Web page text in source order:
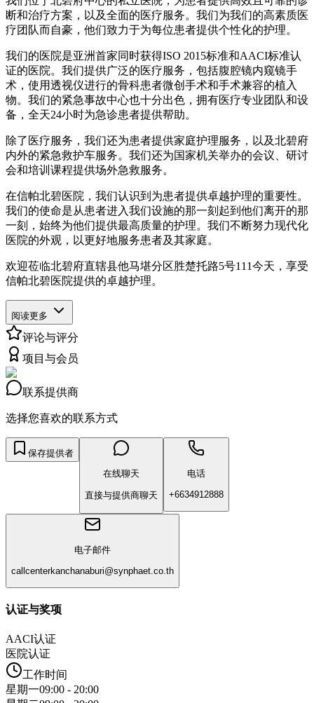
断和治疗方案，以及全面的医疗服务。我们为我们的高素质医
疗团队而自豪，他们致力于为每位患者提供个性化的护理。
我们的医院是亚洲首家同时获得ISO 2015标准和AACI标准认
证的医院。我们提供广泛的医疗服务，包括腹腔镜内窥镜手
术，使用透视仪进行的骨科患者微创手术和手术兼容的植入
物。我们的紧急事故中心也十分出色，拥有医疗专业团队和设
备，全天24小时为急诊患者提供帮助。
除了医疗服务，我们还为患者提供家庭护理服务，以及北碧府
内外的紧急救护车服务。我们还为国家机关举办的会议、研讨
会和培训课程提供场外急救服务。
在信帕北碧医院，我们认识到为患者提供卓越护理的重要性。
我们的使命是从患者进入我们设施的那一刻起到他们离开的那
一刻，始终为他们提供最高质量的护理。我们不断努力现代化
医院的外观，以更好地服务患者及其家庭。
欢迎莅临北碧府直辖县他马堪分区胜楚托路5号111今天，享受
信帕北碧医院提供的卓越护理。
阅读更多
评论与评分
项目与会员
联系提供商
选择您喜欢的联系方式
保存提供者
在线聊天
直接与提供商聊天
电话
+6634912888
电子邮件
callcenterkanchanaburi@synphaet.co.th
认证与奖项
AACI认证
医院认证
工作时间
星期一09:00 - 20:00